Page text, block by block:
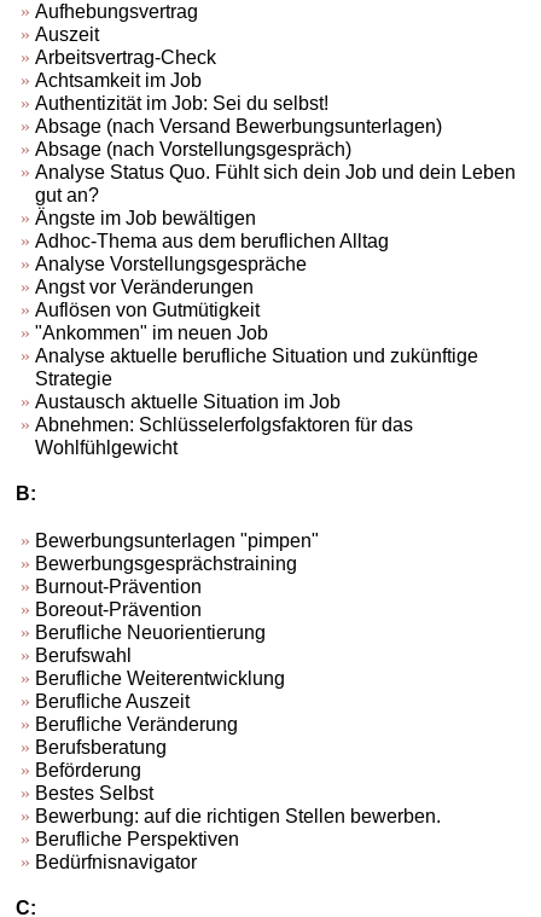
Aufhebungsvertrag
Auszeit
Arbeitsvertrag-Check
Achtsamkeit im Job
Authentizität im Job: Sei du selbst!
Absage (nach Versand Bewerbungsunterlagen)
Absage (nach Vorstellungsgespräch)
Analyse Status Quo. Fühlt sich dein Job und dein Leben
gut an?
Ängste im Job bewältigen
Adhoc-Thema aus dem beruflichen Alltag
Analyse Vorstellungsgespräche
Angst vor Veränderungen
Auflösen von Gutmütigkeit
"Ankommen" im neuen Job
Analyse aktuelle berufliche Situation und zukünftige
Strategie
Austausch aktuelle Situation im Job
Abnehmen: Schlüsselerfolgsfaktoren für das
Wohlfühlgewicht
B:
Bewerbungsunterlagen "pimpen"
Bewerbungsgesprächstraining
Burnout-Prävention
Boreout-Prävention
Berufliche Neuorientierung
Berufswahl
Berufliche Weiterentwicklung
Berufliche Auszeit
Berufliche Veränderung
Berufsberatung
Beförderung
Bestes Selbst
Bewerbung: auf die richtigen Stellen bewerben.
Berufliche Perspektiven
Bedürfnisnavigator
C: